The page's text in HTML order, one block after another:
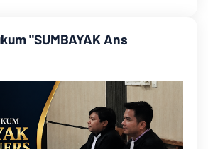
"SUMBAYAK Ans